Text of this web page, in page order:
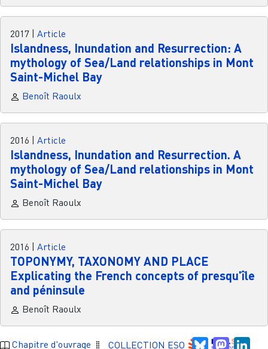
2017 | Article
Islandness, Inundation and Resurrection: A
mythology of Sea/Land relationships in Mont
Saint-Michel Bay
Benoît Raoulx
2016 | Article
Islandness, Inundation and Resurrection. A
mythology of Sea/Land relationships in Mont
Saint-Michel Bay
Benoît Raoulx
2016 | Article
TOPONYMY, TAXONOMY AND PLACE
Explicating the French concepts of presqu'île
and péninsule
Benoît Raoulx
Chapitre d'ouvrage COLLECTION ESO Bluesky